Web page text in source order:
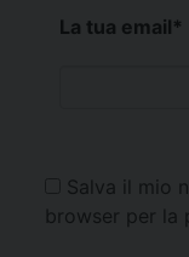
La tua email*
Salva il mio
browser per la